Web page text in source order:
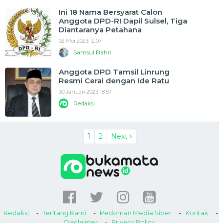
Ini 18 Nama Bersyarat Calon
Anggota DPD-RI Dapil Sulsel, Tiga
Diantaranya Petahana
02 Mei 2023 12:07
Samsul Bahri
Anggota DPD Tamsil Linrung
Resmi Cerai dengan Ide Ratu
30 Januari 2023 18:57
Redaksi
1 2 Next
Redaksi Tentang Kami Pedoman Media Siber
Kontak